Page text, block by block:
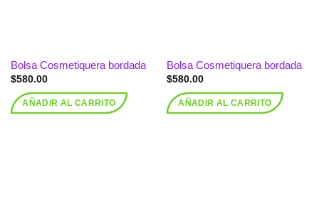
Bolsa Cosmetiquera bordada
$580.00
AÑADIR AL CARRITO
Bolsa Cosmetiquera bordada
$580.00
AÑADIR AL CARRITO